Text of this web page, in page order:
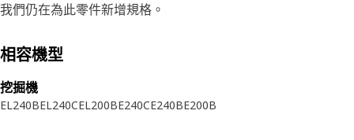
我們仍在為此零件新增規格。
相容機型
挖掘機
EL240BEL240CEL200BE240CE240BE200B